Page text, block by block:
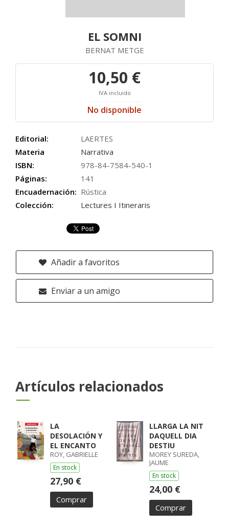
EL SOMNI
BERNAT METGE
10,50 €
IVA incluido
No disponible
Editorial:
LAERTES
Materia
Narrativa
ISBN:
978-84-7584-540-1
Páginas:
141
Encuadernación: Rústica
Colección:
Lectures I Itineraris
Añadir a favoritos
Enviar a un amigo
Artículos relacionados
LA
DESOLACIÓN Y
EL ENCANTO
ROY, GABRIELLE
En stock
27,90 €
Comprar
LLARGA LA NIT
DAQUELL DIA
DESTIU
MOREY SUREDA,
JAUME
En stock
24,00 €
Comprar